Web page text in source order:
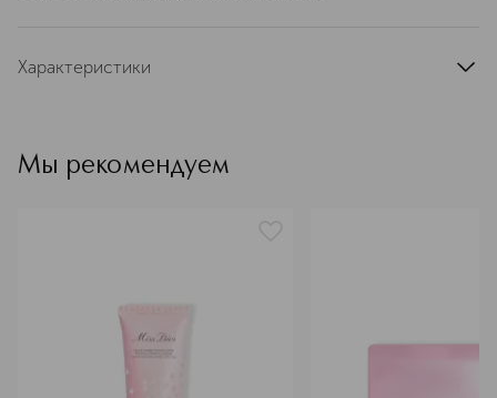
Характеристики
ноты сердца
Мы рекомендуем